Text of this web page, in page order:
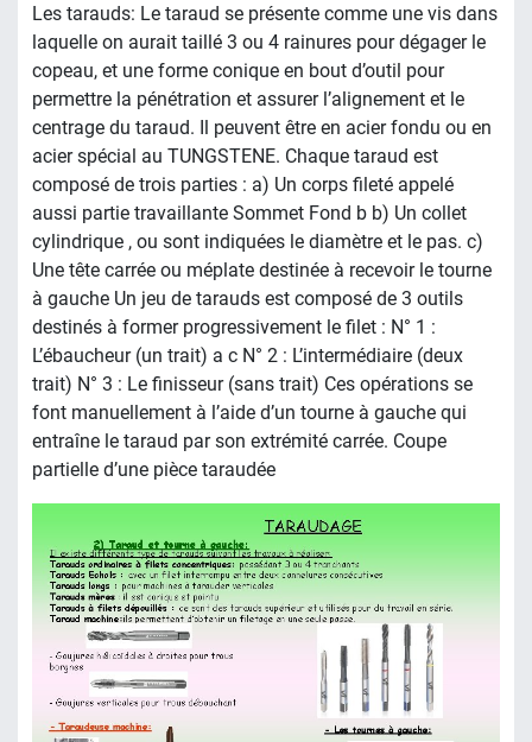
Les tarauds: Le taraud se présente comme une vis dans
laquelle on aurait taillé 3 ou 4 rainures pour dégager le
copeau, et une forme conique en bout d’outil pour
permettre la pénétration et assurer l’alignement et le
centrage du taraud. Il peuvent être en acier fondu ou en
acier spécial au TUNGSTENE. Chaque taraud est
composé de trois parties : a) Un corps fileté appelé
aussi partie travaillante Sommet Fond b b) Un collet
cylindrique , ou sont indiquées le diamètre et le pas. c)
Une tête carrée ou méplate destinée à recevoir le tourne
à gauche Un jeu de tarauds est composé de 3 outils
destinés à former progressivement le filet : N° 1 :
L’ébaucheur (un trait) a c N° 2 : L’intermédiaire (deux
trait) N° 3 : Le finisseur (sans trait) Ces opérations se
font manuellement à l’aide d’un tourne à gauche qui
entraîne le taraud par son extrémité carrée. Coupe
partielle d’une pièce taraudée